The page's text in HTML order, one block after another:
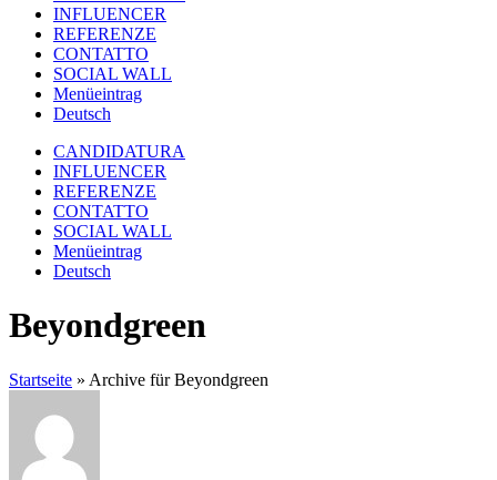
INFLUENCER
REFERENZE
CONTATTO
SOCIAL WALL
Menüeintrag
Deutsch
CANDIDATURA
INFLUENCER
REFERENZE
CONTATTO
SOCIAL WALL
Menüeintrag
Deutsch
Beyondgreen
Startseite » Archive für Beyondgreen